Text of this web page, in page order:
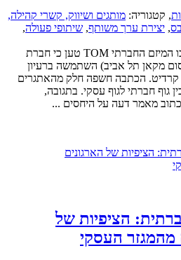
, קטגוריה: מותגים ושיווק, קשרי קהילה,
, יצירת ערך משותף, שיתופי פעולה,
לאחרונה נחשף בגלובס מקרה בו המיזם החברתי TOM טען כי חברת
מקאן תל אביב) השתמשה ברעיון
קרדיט. הכתבה חשפה חלק מהאתגרים
גוף חברתי לגוף עסקי. בתגובה,
מאמר דעה על היחסים ...
הציפיות של
מהמגזר העסקי